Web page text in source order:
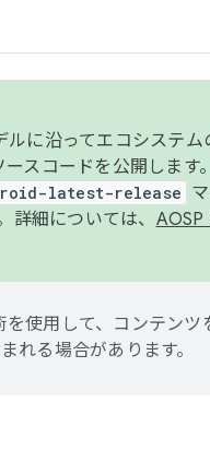
に沿ってエコシステ
スコードを公開します
latest-release
詳細については、 AOSP
使用して、コンテンツ
れる場合があります。